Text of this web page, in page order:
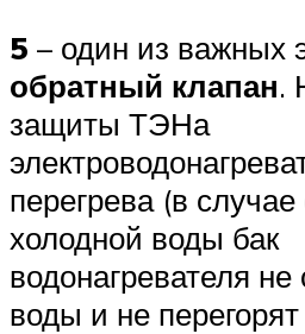
5 – один из важных
обратный клапан.
защиты ТЭНа
перегрева (в
холодной воды бак
водонагревателя не
воды и не